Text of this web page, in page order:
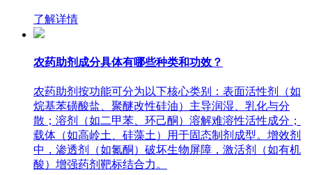
了解详情
农药助剂成分具体有哪些种类和功效？
农药助剂按功能可分为以下核心类别：表面活性剂（如
烷基苯磺酸盐、聚醚改性硅油）主导润湿、乳化与分
散；溶剂（如二甲苯、环己酮）溶解难溶性活性成分；
载体（如高岭土、硅藻土）用于固态制剂成型。增效剂
中，渗透剂（如氮酮）破坏生物屏障，激活剂（如有机
酸）增强药剂靶标结合力。